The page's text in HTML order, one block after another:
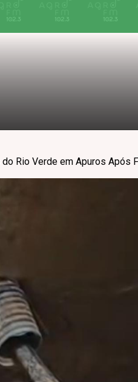
Rio Verde em Apuros Após